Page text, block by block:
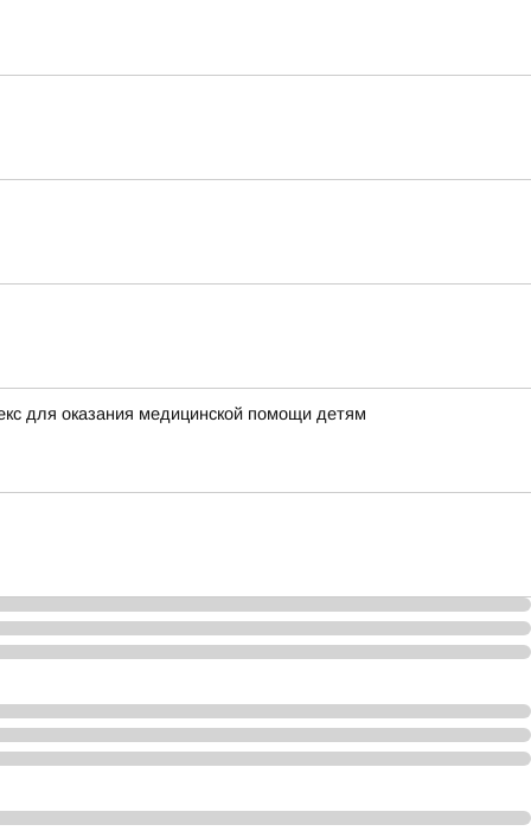
для оказания медицинской помощи детям